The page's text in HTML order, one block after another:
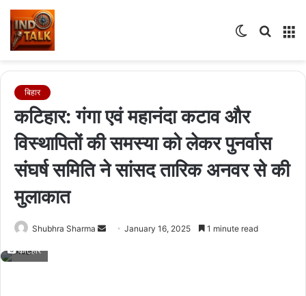
Search
Switch
बिहार
कटिहार: गंगा एवं महानंदा कटाव और
विस्थापितों की समस्या को लेकर पुनर्वास
संघर्ष समिति ने सांसद तारिक अनवर से की
मुलाकात
Shubhra Sharma
SendJanuary 16, 2025 1 minute read
कटिहार